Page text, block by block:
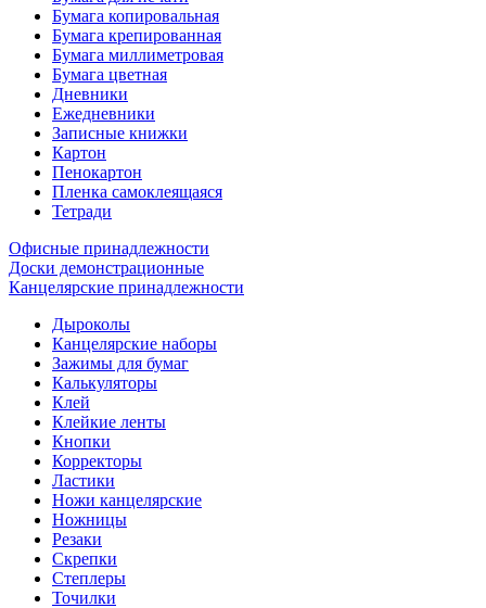
Бумага копировальная
Бумага крепированная
Бумага миллиметровая
Бумага цветная
Дневники
Ежедневники
Записные книжки
Картон
Пенокартон
Пленка самоклеящаяся
Тетради
Офисные принадлежности
Доски демонстрационные
Канцелярские принадлежности
Дыроколы
Канцелярские наборы
Зажимы для бумаг
Калькуляторы
Клей
Клейкие ленты
Кнопки
Корректоры
Ластики
Ножи канцелярские
Ножницы
Резаки
Скрепки
Степлеры
Точилки